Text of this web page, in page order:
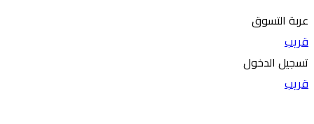
عربة التسوق
قريب
تسجيل الدخول
قريب